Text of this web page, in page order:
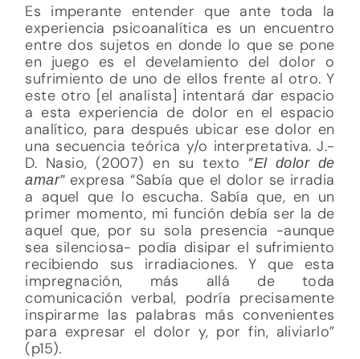
Es imperante entender que ante toda la
experiencia psicoanalítica es un encuentro
entre dos sujetos en donde lo que se pone
en juego es el develamiento del dolor o
sufrimiento de uno de ellos frente al otro. Y
este otro [el analista] intentará dar espacio
a esta experiencia de dolor en el espacio
analítico, para después ubicar ese dolor en
una secuencia teórica y/o interpretativa. J.-
D. Nasio, (2007) en su texto “El dolor de
amar” expresa “Sabía que el dolor se irradia
a aquel que lo escucha. Sabía que, en un
primer momento, mi función debía ser la de
aquel que, por su sola presencia -aunque
sea silenciosa- podía disipar el sufrimiento
recibiendo sus irradiaciones. Y que esta
impregnación, más allá de toda
comunicación verbal, podría precisamente
inspirarme las palabras más convenientes
para expresar el dolor y, por fin, aliviarlo”
(p15).